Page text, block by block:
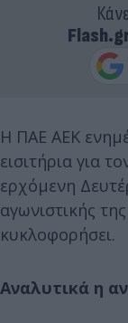
Η ΠΑΕ ΑΕΚ
εισιτήρια για
ερχόμενη
αγωνιστικής
κυκλοφορήσει.
Αναλυτικά η